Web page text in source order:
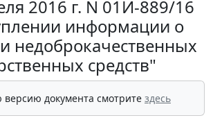
2016 г. N 01И-889/16
информации о
недоброкачественных
средств"
версию документа смотрите здесь